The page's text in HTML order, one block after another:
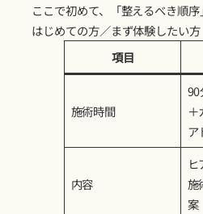
ここで初めて、「整えるべき順序
はじめての方／まず体験したい方
項目
施術時間
90
＋
ア
内容
施
案